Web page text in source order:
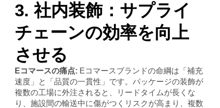
3. 社内装飾：サプライ
チェーンの効率を向上
させる
Eコマースの痛点: Eコマースブランドの命綱は「補充
速度」と「品質の一貫性」です。パッケージの装飾が
複数の工場に外注されると、リードタイムが長くな
り、施設間の輸送中に傷がつくリスクが高まり、複数